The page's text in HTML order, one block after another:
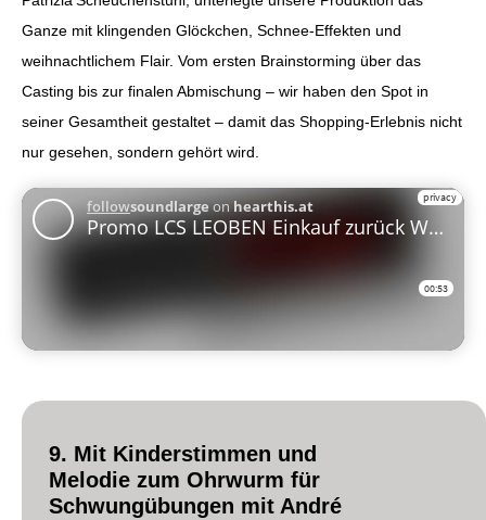
Ganze mit klingenden Glöckchen, Schnee‑Effekten und
weihnachtlichem Flair. Vom ersten Brainstorming über das
Casting bis zur finalen Abmischung – wir haben den Spot in
seiner Gesamtheit gestaltet – damit das Shopping‑Erlebnis nicht
nur gesehen, sondern gehört wird.
9. Mit Kinderstimmen und
Melodie zum Ohrwurm für
Schwungübungen mit André